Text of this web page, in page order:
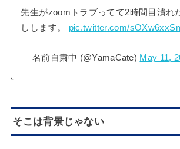
先生がzoomトラブってて2時間目潰れ
しします。 pic.twitter.com/
— 名前自粛中 (@YamaCate) May 11,
そこは背景じゃない